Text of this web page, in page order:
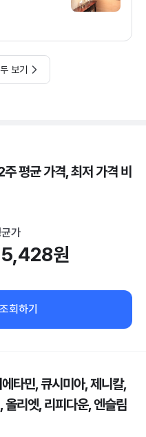
보기
평균 가격, 최저 가격 비
가
원
회하기
타민, 큐시미아, 제니칼,
올리엣, 리피다운, 엔슬림